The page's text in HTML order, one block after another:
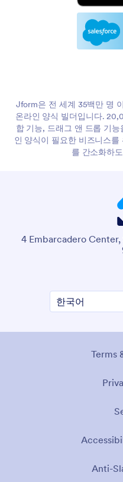
Jform은 전 세계 35백만 명
온라인 양식 빌더입니다.
합 기능, 드래그 앤 드롭 기
인 양식이 필요한 비즈니스
를 간소화하
4 Embarcadero
Terms
Anti-